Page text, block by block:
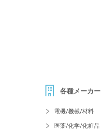
各種メーカー
電機/機械/材料
医薬/化学/化粧品